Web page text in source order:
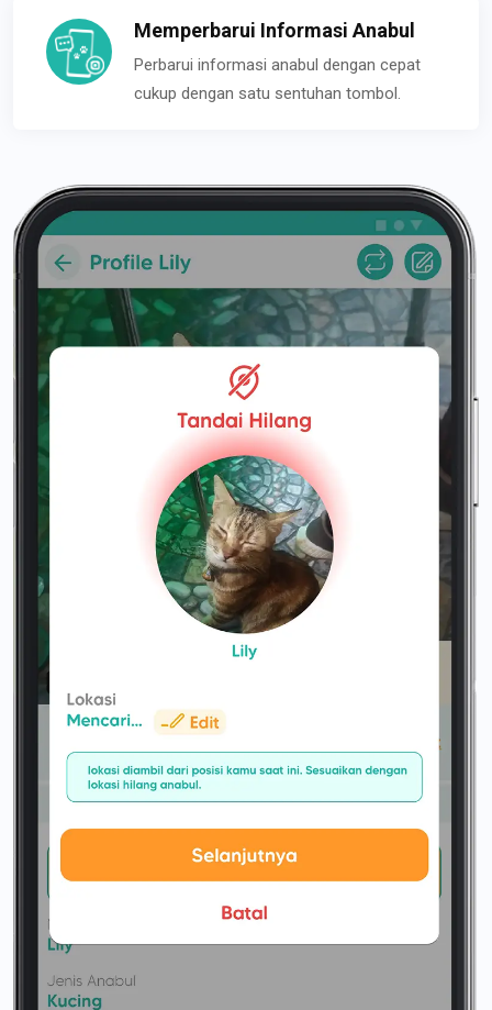
Memperbarui Informasi Anabul
Perbarui informasi anabul dengan cepat
cukup dengan satu sentuhan tombol.